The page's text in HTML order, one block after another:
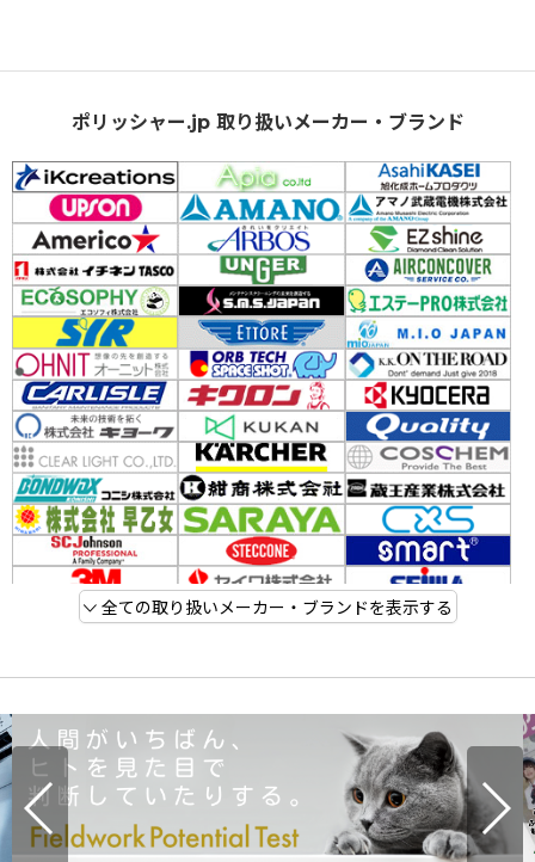
ポリッシャー.jp 取り扱いメーカー・ブランド
全ての取り扱いメーカー・ブランドを表示する